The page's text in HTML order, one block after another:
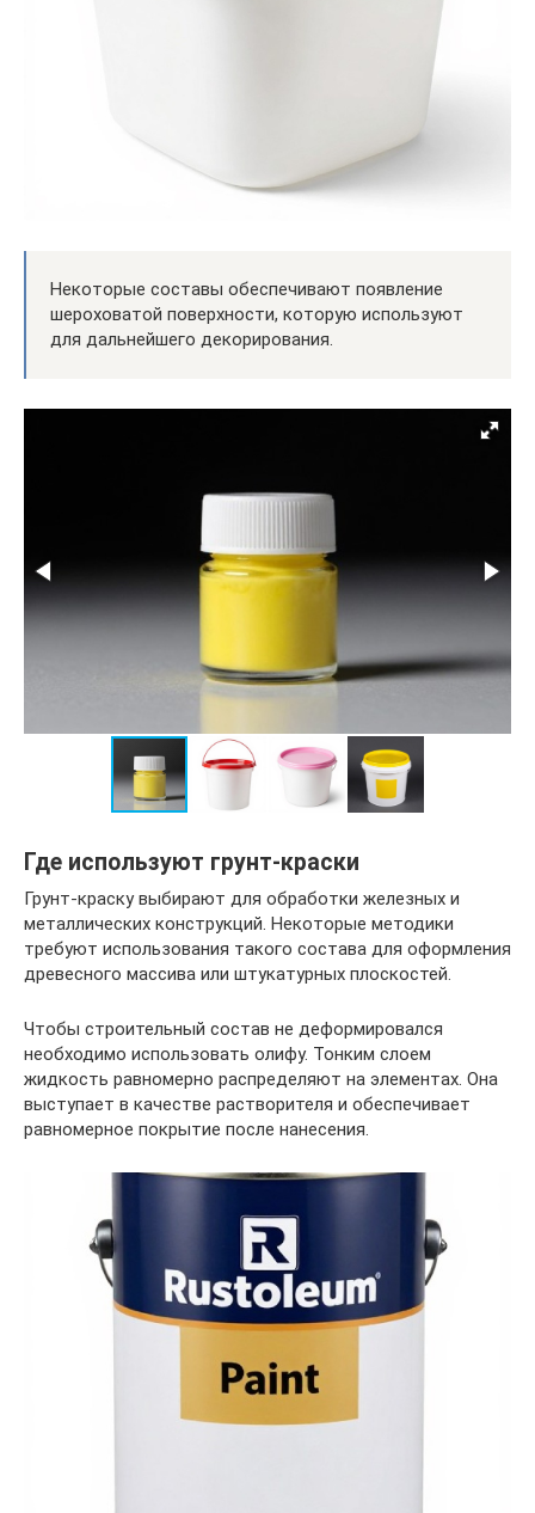
Некоторые составы обеспечивают появление
шероховатой поверхности, которую используют
для дальнейшего декорирования.
Где используют грунт-краски
Грунт-краску выбирают для обработки железных и
металлических конструкций. Некоторые методики
требуют использования такого состава для оформления
древесного массива или штукатурных плоскостей.
Чтобы строительный состав не деформировался
необходимо использовать олифу. Тонким слоем
жидкость равномерно распределяют на элементах. Она
выступает в качестве растворителя и обеспечивает
равномерное покрытие после нанесения.